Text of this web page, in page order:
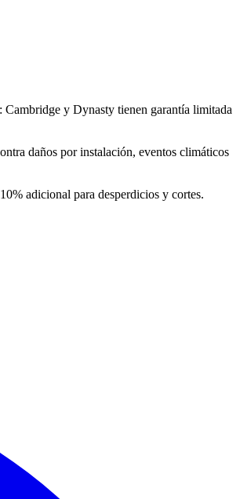
y Dynasty tienen garantía limitada
daños por instalación, eventos climáticos
adicional para desperdicios y cortes.